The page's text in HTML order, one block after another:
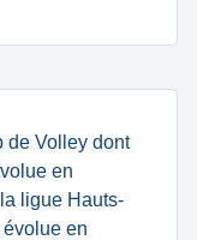
de Volley dont
en
ligue Hauts-
évolue en